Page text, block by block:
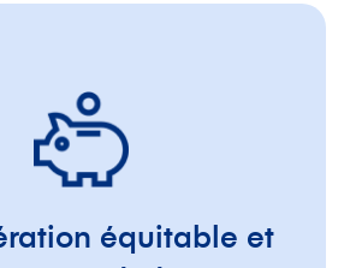
équitable et